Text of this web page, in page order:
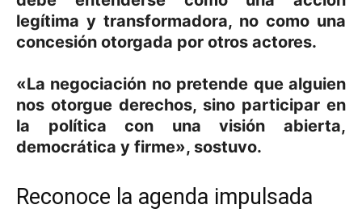
legítima y transformadora, no como una
concesión otorgada por otros actores.
«La negociación no pretende que alguien
nos otorgue derechos, sino participar en
la política con una visión abierta,
democrática y firme», sostuvo.
Reconoce la agenda impulsada